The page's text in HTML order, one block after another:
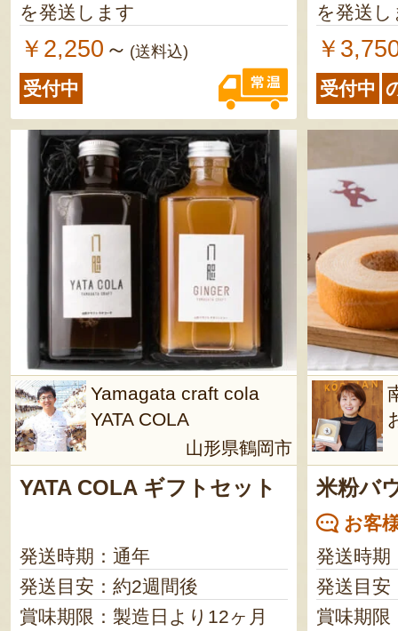
を発送します
￥2,250 ～ (送料込)
受付中
を発送し
￥
受付中
Yamagata craft cola
YATA COLA
山形県鶴岡市
YATA COLA ギフトセット
発送時期：通年
発送目安：約2週間後
賞味期限：製造日より12ヶ月
米粉バ
お客
発送時期
発送目安
賞味期限